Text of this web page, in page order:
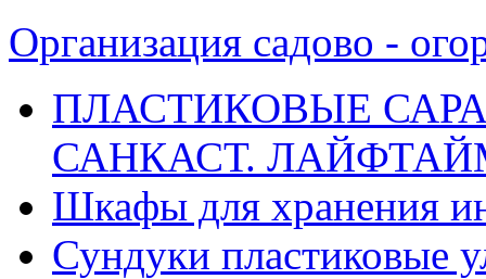
Организация садово -
ПЛАСТИКОВЫЕ
САНКАСТ. ЛАЙФТАЙМ.
Шкафы для хранения
Сундуки пластиковые